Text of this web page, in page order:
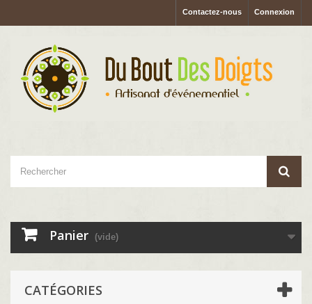
Connexion
Contactez-nous
Panier (vide)
CATÉGORIES